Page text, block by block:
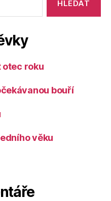
otec roku
bouří
věku